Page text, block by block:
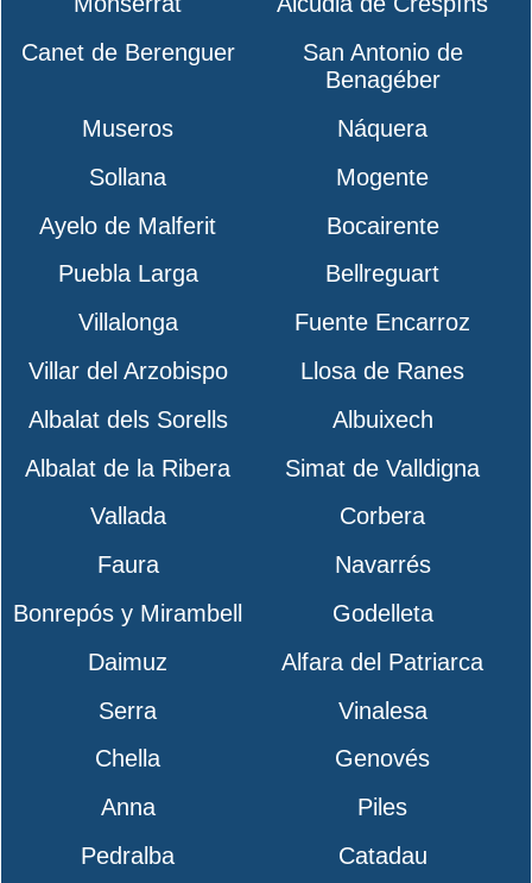
Canet de Berenguer
San Antonio de
Benagéber
Museros
Náquera
Sollana
Mogente
Ayelo de Malferit
Bocairente
Puebla Larga
Bellreguart
Villalonga
Fuente Encarroz
Villar del Arzobispo
Llosa de Ranes
Albalat dels Sorells
Albuixech
Albalat de la Ribera
Simat de Valldigna
Vallada
Corbera
Faura
Navarrés
Bonrepós y Mirambell
Godelleta
Daimuz
Alfara del Patriarca
Serra
Vinalesa
Chella
Genovés
Anna
Piles
Pedralba
Catadau